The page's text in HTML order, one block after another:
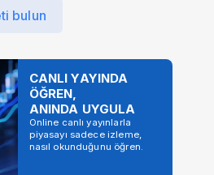
bulun
CANLI YAYINDA
ÖĞREN,
ANINDA UYGULA
Online canlı yayınlarla
piyasayı sadece izleme,
nasıl okunduğunu öğren.